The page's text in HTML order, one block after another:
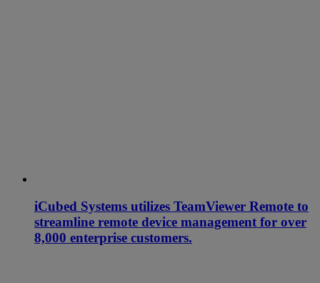
iCubed Systems utilizes TeamViewer Remote to
streamline remote device management for over
8,000 enterprise customers.